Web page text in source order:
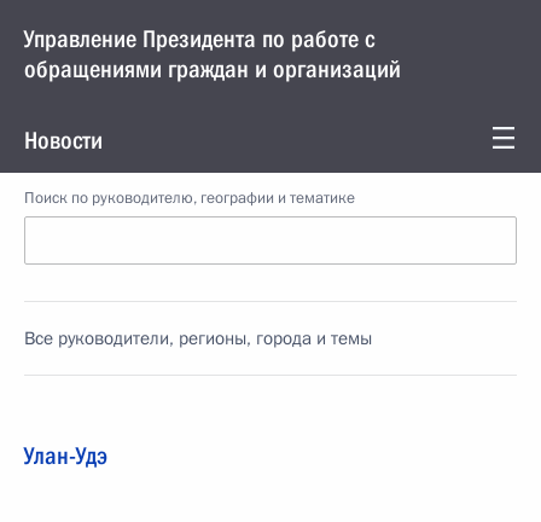
Управление Президента по работе с
обращениями граждан и организаций
Новости
Поиск по руководителю, географии и тематике
Все руководители, регионы, города и темы
Улан-Удэ